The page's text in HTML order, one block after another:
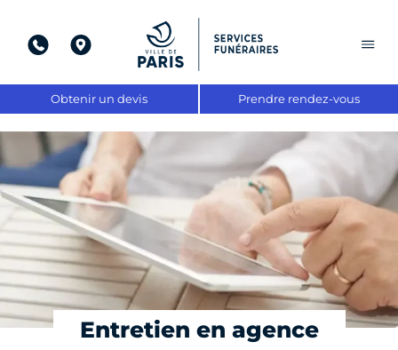
contenu
Obtenir un devis Prendre rendez-vous
Entretien en agence